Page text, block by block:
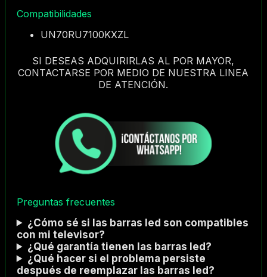
Compatibilidades
UN70RU7100KXZL
SI DESEAS ADQUIRIRLAS AL POR MAYOR,
CONTACTARSE POR MEDIO DE NUESTRA LINEA
DE ATENCIÓN.
Preguntas frecuentes
¿Cómo sé si las barras led son compatibles
con mi televisor?
¿Qué garantía tienen las barras led?
¿Qué hacer si el problema persiste
después de reemplazar las barras led?